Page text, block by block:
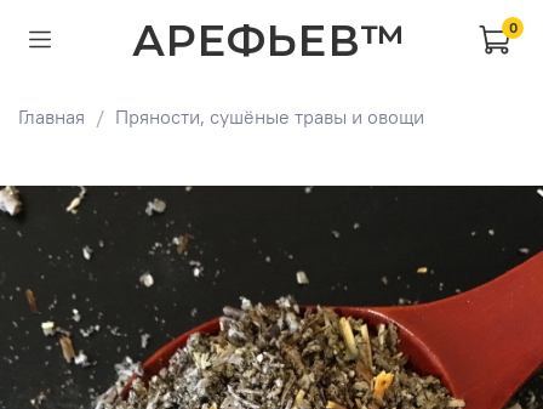
АРЕФЬЕВ™ 0
Главная Пряности, сушёные травы и овощи